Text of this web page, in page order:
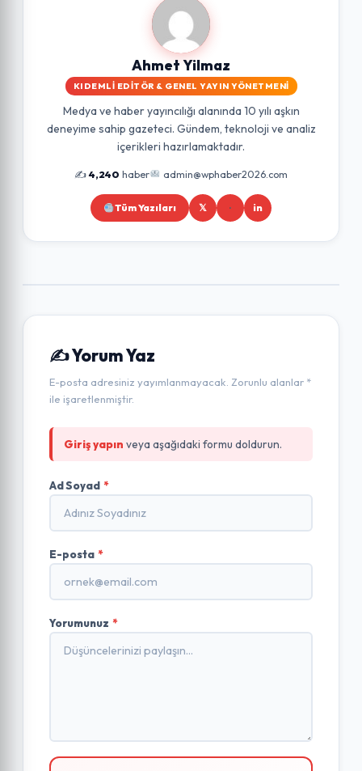
Ahmet Yilmaz
KIDEMLI EDITÖR & GENEL YAYIN YÖNETMENI
Medya ve haber yayıncılığı alanında 10 yılı aşkın
deneyime sahip gazeteci. Gündem, teknoloji ve analiz
içerikleri hazırlamaktadır.
✍️4,240 haber admin@wphaber2026.com
Tüm Yazıları 𝕏 in
✍️ Yorum Yaz
E-posta adresiniz yayımlanmayacak. Zorunlu alanlar *
ile işaretlenmiştir.
Giriş yapın veya aşağıdaki formu doldurun.
Ad Soyad *
E-posta *
Yorumunuz *